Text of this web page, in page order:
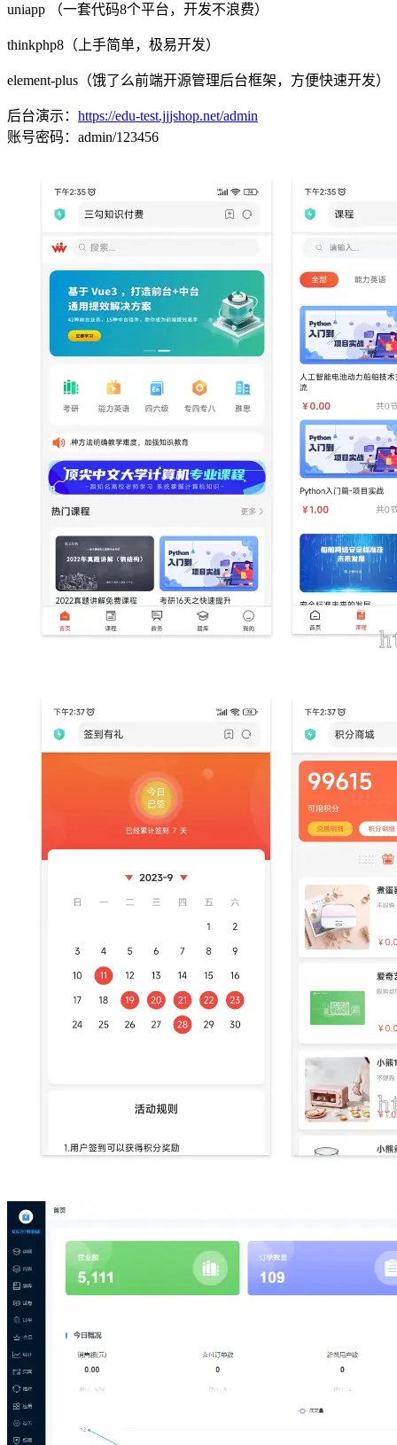
uniapp （一套代码8个平台，开发不浪费）
thinkphp8（上手简单，极易开发）
element-plus（饿了么前端开源管理后台框架，方便快速开发）
后台演示： https://edu-test.jjjshop.net/admin
账号密码：admin/123456